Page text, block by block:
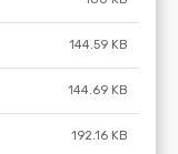
144.59 KB
144.69 KB
192.16 KB